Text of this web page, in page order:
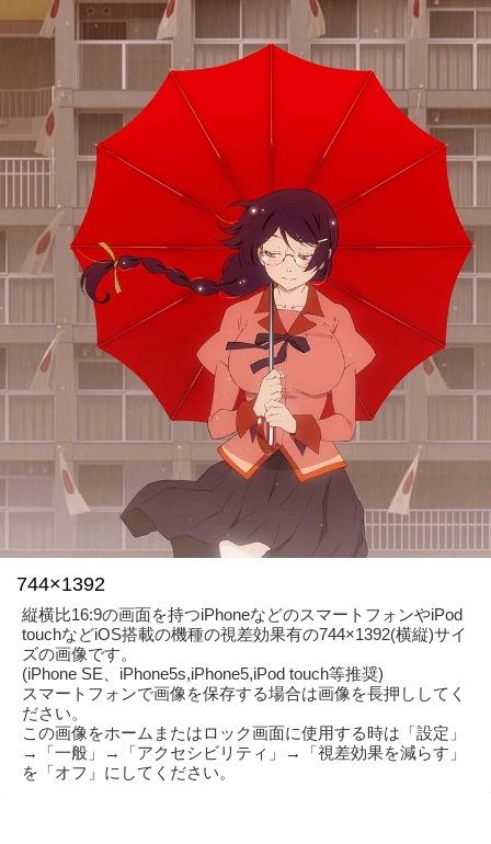
744×1392
縦横比16:9の画面を持つiPhoneなどのスマートフォンやiPod
touchなどiOS搭載の機種の視差効果有の744×1392(横縦)サイ
ズの画像です。
(iPhone SE、iPhone5s,iPhone5,iPod touch等推奨)
スマートフォンで画像を保存する場合は画像を長押ししてく
ださい。
この画像をホームまたはロック画面に使用する時は「設定」
→「一般」→「アクセシビリティ」→「視差効果を減らす」
を「オフ」にしてください。